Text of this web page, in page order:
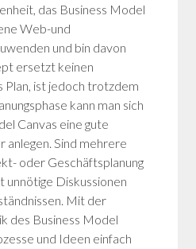
das Business Model
Web-und
und bin davon
ersetzt keinen
Plan, ist jedoch trotzdem
kann man sich
Canvas eine gute
anlegen. Sind mehrere
oder Geschäftsplanung
Diskussionen
Mit der
des Business Model
und Ideen einfach